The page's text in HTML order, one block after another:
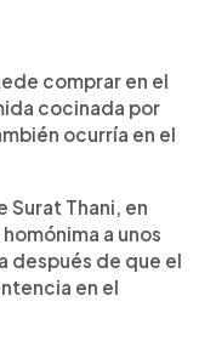
comprar en el
cocinada por
ocurría en el
Surat Thani, en
a unos
después de que el
en el